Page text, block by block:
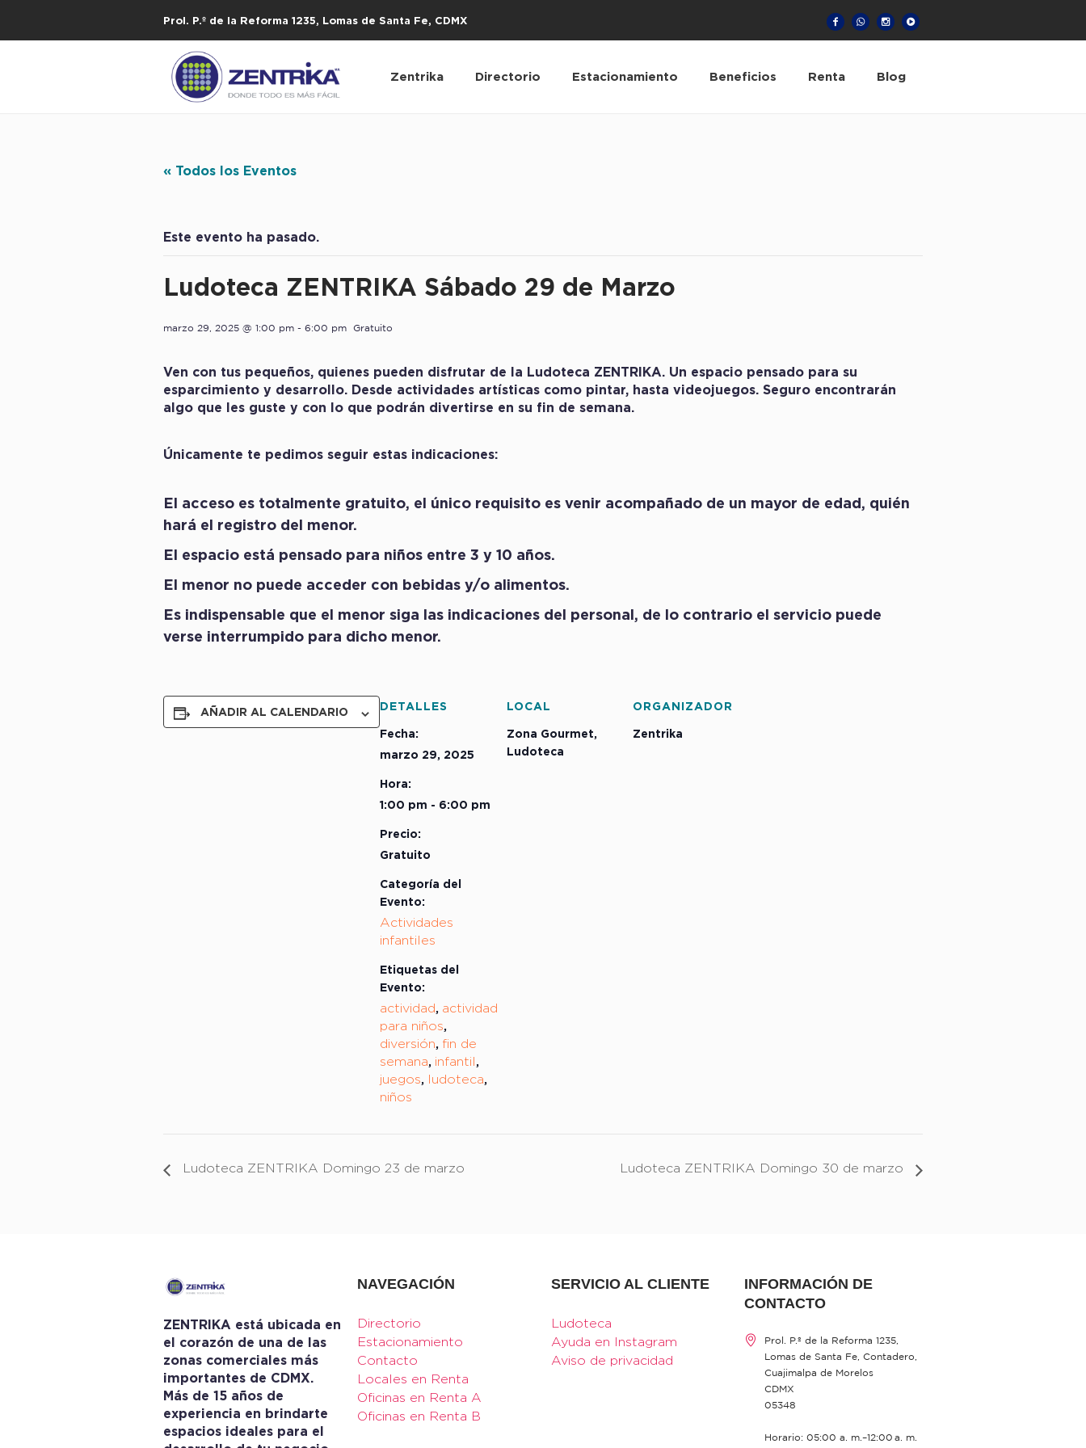
Prol. P.º de la Reforma 1235, Lomas de Santa Fe, CDMX
Zentrika Directorio Estacionamiento Beneficios Renta Blog
« Todos los Eventos
Este evento ha pasado.
Ludoteca ZENTRIKA Sábado 29 de Marzo
marzo 29, 2025 @ 1:00 pm - 6:00 pm Gratuito
Ven con tus pequeños, quienes pueden disfrutar de la Ludoteca ZENTRIKA. Un espacio pensado para su
esparcimiento y desarrollo. Desde actividades artísticas como pintar, hasta videojuegos. Seguro encontrarán
algo que les guste y con lo que podrán divertirse en su fin de semana.
Únicamente te pedimos seguir estas indicaciones:
El acceso es totalmente gratuito, el único requisito es venir acompañado de un mayor de edad, quién
hará el registro del menor.
El espacio está pensado para niños entre 3 y 10 años.
El menor no puede acceder con bebidas y/o alimentos.
Es indispensable que el menor siga las indicaciones del personal, de lo contrario el servicio puede
verse interrumpido para dicho menor.
AÑADIR AL CALENDARIO DETALLES
Fecha:
marzo 29, 2025
Hora:
1:00 pm - 6:00 pm
Precio:
Gratuito
Categoría del
Evento:
Actividades
infantiles
Etiquetas del
Evento:
actividad, actividad
para niños,
diversión, fin de
semana, infantil ,
juegos, ludoteca,
niños
LOCAL
Zona Gourmet,
Ludoteca
ORGANIZADOR
Zentrika
Ludoteca ZENTRIKA Domingo 23 de marzo Ludoteca ZENTRIKA Domingo 30 de marzo
ZENTRIKA está ubicada en
el corazón de una de las
zonas comerciales más
importantes de CDMX.
Más de 15 años de
experiencia en brindarte
espacios ideales para el
NAVEGACIÓN
Directorio
Estacionamiento
Contacto
Locales en Renta
Oficinas en Renta A
Oficinas en Renta B
SERVICIO AL CLIENTE
Ludoteca
Ayuda en Instagram
Aviso de privacidad
INFORMACIÓN DE
CONTACTO
Prol. P.º de la Reforma 1235,
Lomas de Santa Fe, Contadero,
Cuajimalpa de Morelos
CDMX
05348
Horario: 05:00 a. m.–12:00 a. m.